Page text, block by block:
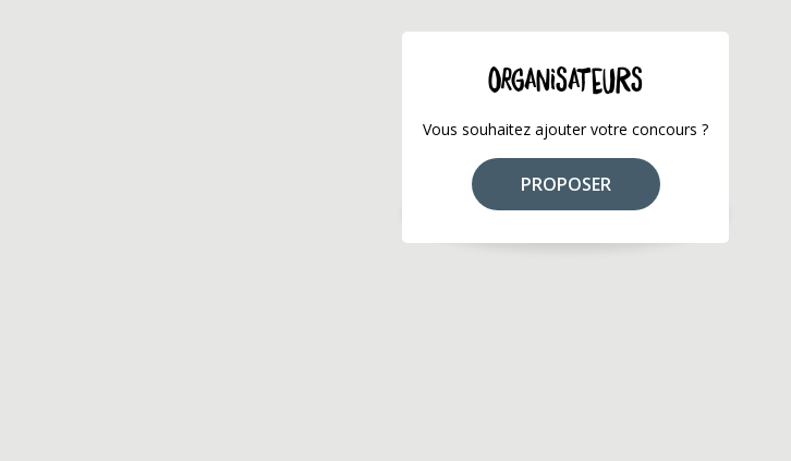
ORGANISATEURS
Vous souhaitez ajouter votre concours ?
PROPOSER